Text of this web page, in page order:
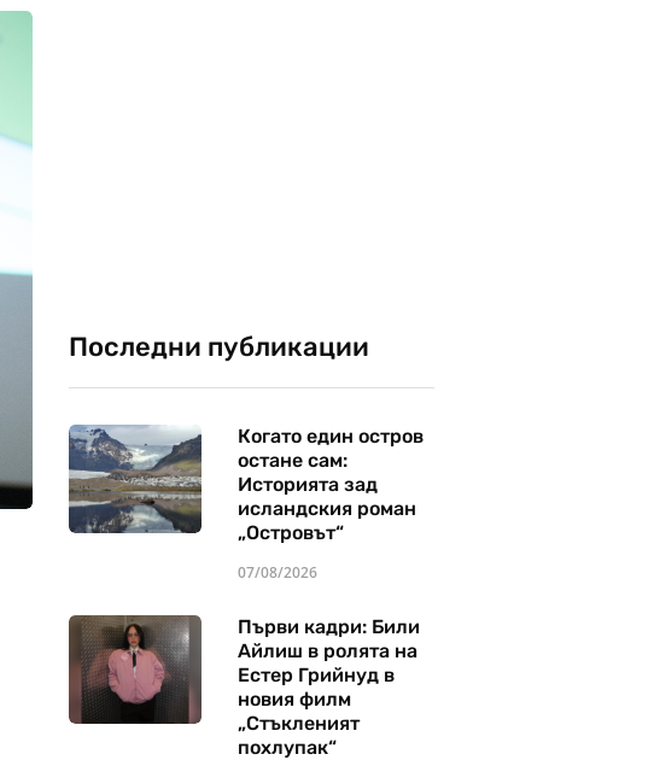
Последни публикации
Когато един остров
остане сам:
Историята зад
исландския роман
„Островът“
07/08/2026
Първи кадри: Били
Айлиш в ролята на
Естер Грийнуд в
новия филм
„Стъкленият
похлупак“